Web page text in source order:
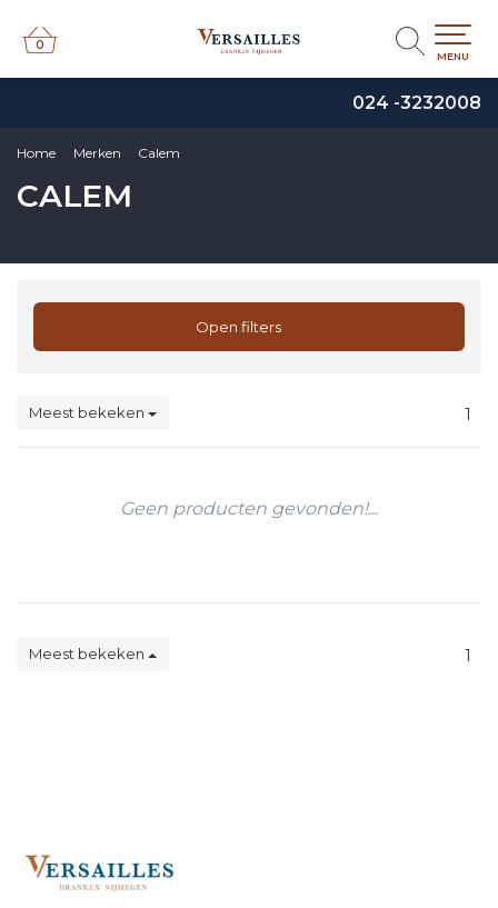
024 -3232008
0
0
MENU
Home Merken Calem
CALEM
Open filters
Meest bekeken 1
Geen producten gevonden!...
Meest bekeken 1